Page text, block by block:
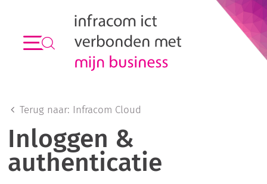
Terug naar: Infracom Cloud
Inloggen &
authenticatie